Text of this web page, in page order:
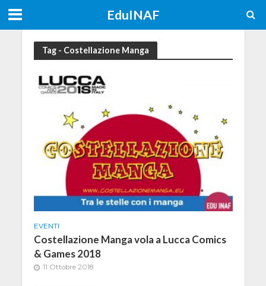
EduINAF
Tag - Costellazione Manga
EVENTI
Costellazione Manga vola a Lucca Comics
& Games 2018
11 Ottobre 2018